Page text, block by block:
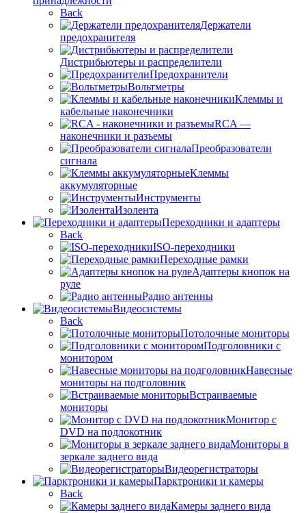
Back
Держатели
предохранителя
Дистрибьютеры и распределители
Предохранители
Вольтметры
Клеммы и
кабельные наконечники
RCA —
наконечники и разъемы
Преобразователи
сигнала
Клеммы
аккумуляторные
Инструменты
Изолента
Переходники и адаптеры
Back
ISO-переходники
Переходные рамки
Адаптеры кнопок на
руле
Радио антенны
Видеосистемы
Back
Потолочные мониторы
Подголовники с
монитором
Навесные
мониторы на подголовник
Встраиваемые
мониторы
Монитор с
DVD на подлокотник
Мониторы в
зеркале заднего вида
Видеорегистраторы
Парктроники и камеры
Back
Камеры заднего вида